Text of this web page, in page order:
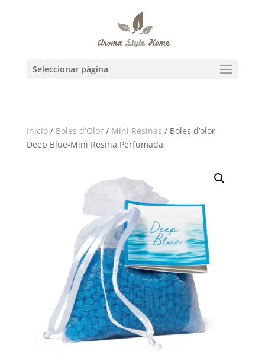
Seleccionar página
Inicio/ Boles d'Olor/ Mini Resinas / Boles d’olor-
Deep Blue-Mini Resina Perfumada